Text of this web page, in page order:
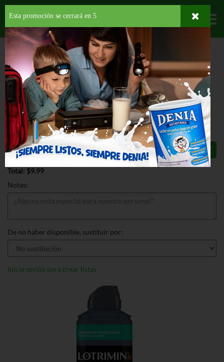
Departamentos
HOME HOGAR, SALUD Y BELLEZA HIGIENE PERSONAL
DEODORANT SPRAY
LOTRIMIN DEODORANT SPRAY 4.6
OZ
$9.99
Total: $9.99
Notas:
De no haber disponible, sustituir por:
Inicie sesión para crear listas
Esta promoción se cerrará en 5